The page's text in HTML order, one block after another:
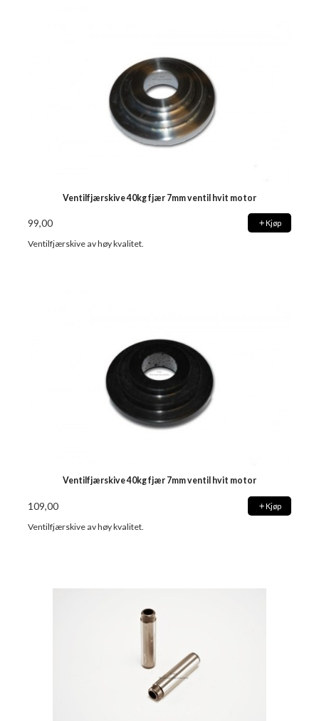
Ventilfjærskive 40kg fjær 7mm ventil hvit motor
99,00 Kjøp
Ventilfjærskive av høy kvalitet.
Ventilfjærskive 40kg fjær 7mm ventil hvit motor
109,00 Kjøp
Ventilfjærskive av høy kvalitet.